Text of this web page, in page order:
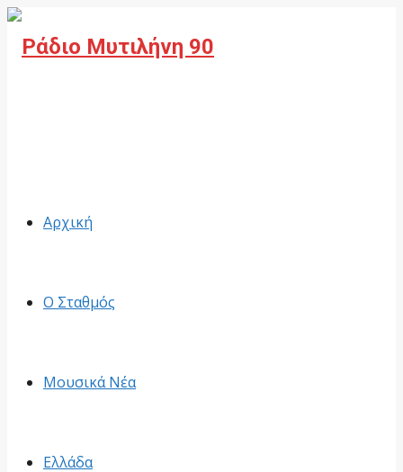
Αρχική
Ο Σταθμός
Μουσικά Νέα
Ελλάδα